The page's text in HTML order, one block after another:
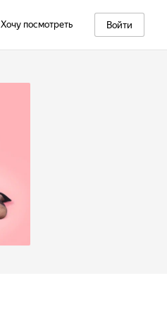
Хочу посмотреть Войти